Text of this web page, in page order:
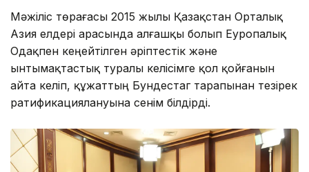
Мәжіліс төрағасы 2015 жылы Қазақстан Орталық
Азия елдері арасында алғашқы болып Еуропалық
Одақпен кеңейтілген әріптестік және
ынтымақтастық туралы келісімге қол қойғанын
айта келіп, құжаттың Бундестаг тарапынан тезірек
ратификациялануына сенім білдірді.